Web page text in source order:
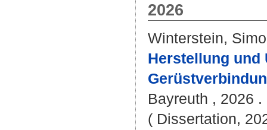
2026
Winterstein,
Herstellung und
Bayreuth , 2026
( Dissertation,